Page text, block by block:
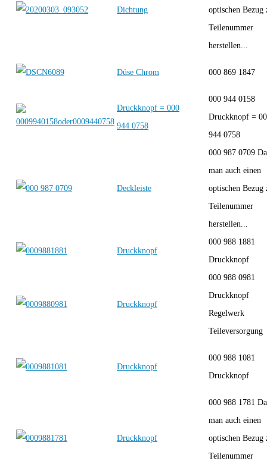
Dichtung
optischen Bezug
Teilenummer
herstellen...
Düse Chrom 000 869 1847
Druckknopf = 000
944 0758
000 944 0158
Druckknopf =
944 0758
Deckleiste
000 987 0709
man auch einen
optischen Bezug
Teilenummer
herstellen...
Druckknopf
000 988 1881
Druckknopf
Druckknopf
000 988 0981
Druckknopf
Regelwerk
Teileversorgung
Druckknopf
000 988 1081
Druckknopf
Druckknopf
000 988 1781
man auch einen
optischen Bezug
Teilenummer